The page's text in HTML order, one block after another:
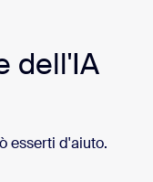
dell'IA
esserti d'aiuto.